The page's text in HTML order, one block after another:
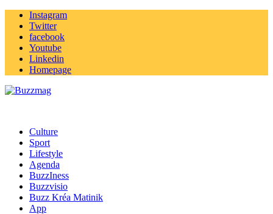
Instagram
Twitter
facebook
Youtube
Linkedin
Homepage
Culture
Sport
Lifestyle
Agenda
BuzzIness
Buzzvisio
Buzz Kréa Matinik
App